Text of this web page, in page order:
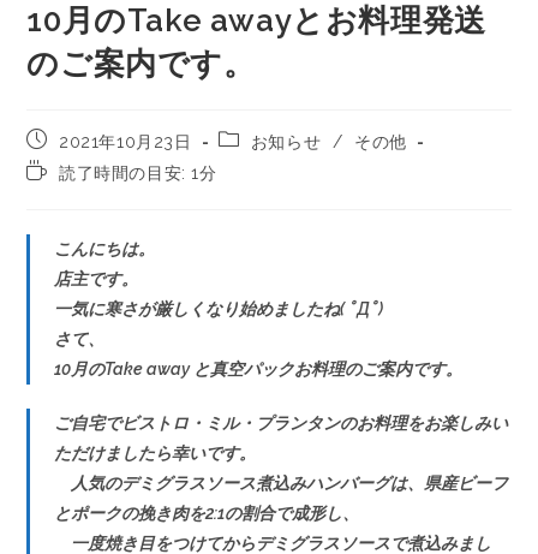
10月のTake awayとお料理発送
のご案内です。
2021年10月23日 お知らせ /
その他
読了時間の目安: 1分
こんにちは。
店主です。
一気に寒さが厳しくなり始めましたね( ﾟДﾟ)
さて、
10月のTake away と真空パックお料理のご案内です。
ご自宅でビストロ・ミル・プランタンのお料理をお楽しみい
ただけましたら幸いです。
人気のデミグラスソース煮込みハンバーグは、県産ビーフ
とポークの挽き肉を2:1の割合で成形し、
一度焼き目をつけてからデミグラスソースで煮込みまし